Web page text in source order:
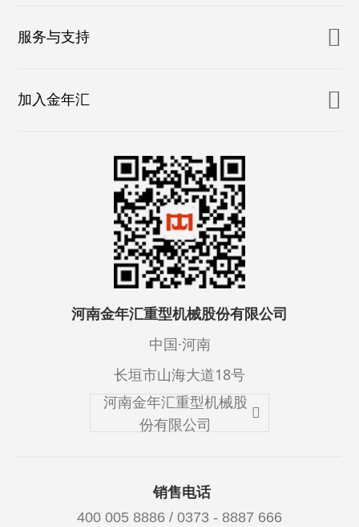
服务与支持
加入金年汇
河南金年汇重型机械股份有限公司
中国·河南
长垣市山海大道18号
河南金年汇重型机械股
份有限公司
销售电话
400 005 8886 / 0373 - 8887 666